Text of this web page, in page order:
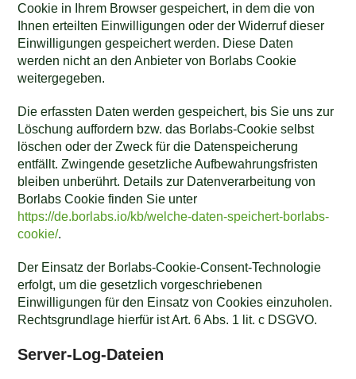
Cookie in Ihrem Browser gespeichert, in dem die von
Ihnen erteilten Einwilligungen oder der Widerruf dieser
Einwilligungen gespeichert werden. Diese Daten
werden nicht an den Anbieter von Borlabs Cookie
weitergegeben.
Die erfassten Daten werden gespeichert, bis Sie uns zur
Löschung auffordern bzw. das Borlabs-Cookie selbst
löschen oder der Zweck für die Datenspeicherung
entfällt. Zwingende gesetzliche Aufbewahrungsfristen
bleiben unberührt. Details zur Datenverarbeitung von
Borlabs Cookie finden Sie unter
https://de.borlabs.io/kb/welche-daten-speichert-borlabs-
cookie/.
Der Einsatz der Borlabs-Cookie-Consent-Technologie
erfolgt, um die gesetzlich vorgeschriebenen
Einwilligungen für den Einsatz von Cookies einzuholen.
Rechtsgrundlage hierfür ist Art. 6 Abs. 1 lit. c DSGVO.
Server-Log-Dateien